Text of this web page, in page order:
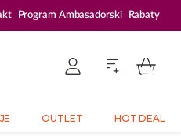
TANIEJ – AŻ 33% ZNIŻKI
Program Ambasadorski Rabaty
OUTLET HOT DEAL